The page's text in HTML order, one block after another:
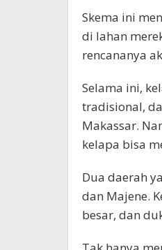
Skema ini
di lahan
rencananya
Selama ini,
tradisional,
Makassar.
kelapa bisa
Dua daerah
dan Majene.
besar, dan